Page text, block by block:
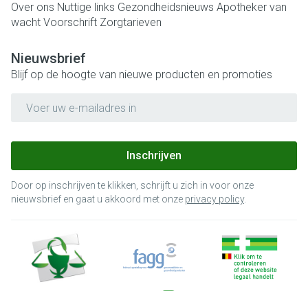
Over ons Nuttige links Gezondheidsnieuws Apotheker van
wacht Voorschrift Zorgtarieven
Nieuwsbrief
Blijf op de hoogte van nieuwe producten en promoties
Inschrijven
Door op inschrijven te klikken, schrijft u zich in voor onze
nieuwsbrief en gaat u akkoord met onze privacy policy.